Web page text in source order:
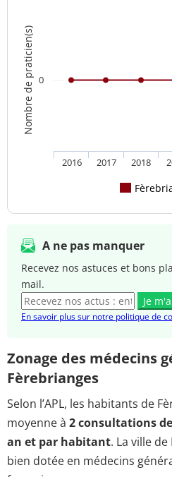
Nombre de praticien(s)
2016 2017 2018
0
A ne pas manquer
Recevez nos astuces et bons
mail.
Je
En savoir plus sur notre politique de
Zonage des médecins
Fèrebrianges
Selon l’APL, les habitants de
moyenne à 2 consultations
an et par habitant. La ville
bien dotée en médecins